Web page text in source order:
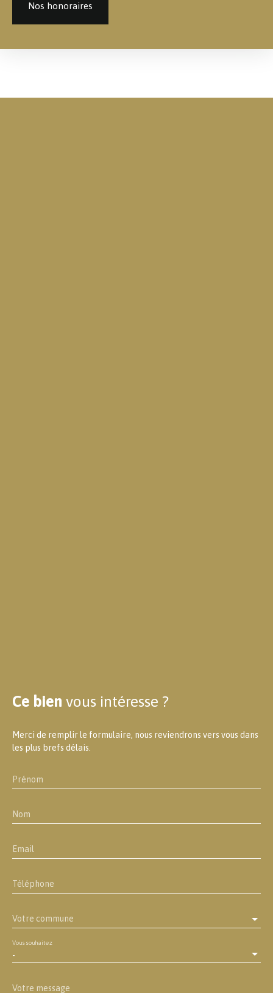
Nos honoraires
Ce bien vous intéresse ?
Merci de remplir le formulaire, nous reviendrons vers vous dans
les plus brefs délais.
Prénom
Nom
Email
Téléphone
Votre commune
-
Vous souhaitez
Votre message